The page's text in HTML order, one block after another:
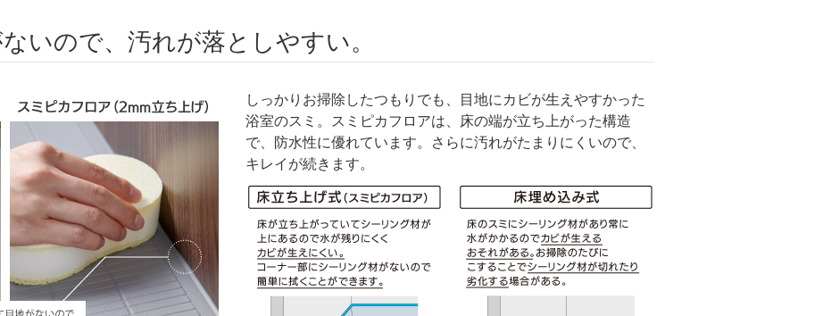
いので、汚れが落としやすい。
しっかりお掃除したつもりでも、目地にカビが生えやすかった
浴室のスミ。スミピカフロアは、床の端が立ち上がった構造
で、防水性に優れています。さらに汚れがたまりにくいので、
キレイが続きます。